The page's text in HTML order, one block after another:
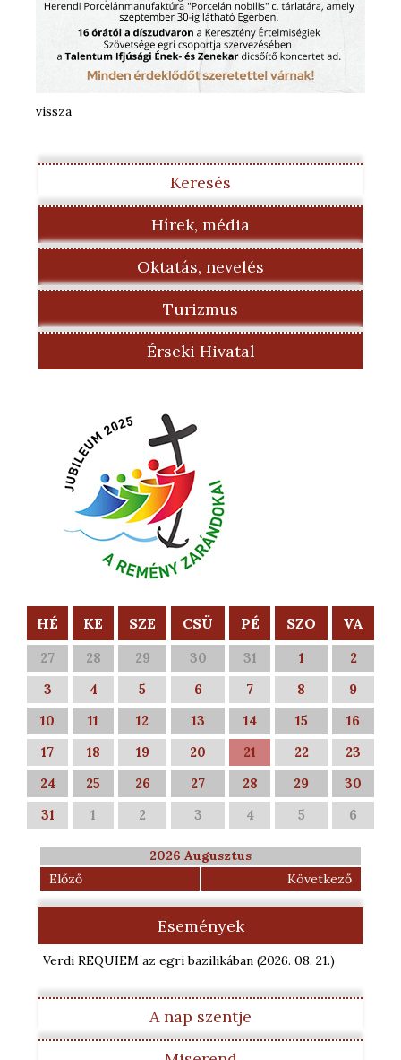
vissza
Keresés
Hírek, média
Oktatás, nevelés
Turizmus
Érseki Hivatal
HÉ KE SZE CSÜ PÉ SZO VA
27 28 29 30 31 1
2
3
4 5 6 7 8
9
10
11 12 13 14 15
16
17
18 19 20 21 22
23
24
25 26 27 28 29
30
31
1 2 3 4 5 6
2026 Augusztus
Előző
Következő
Események
Verdi REQUIEM az egri bazilikában (2026. 08. 21.)
A nap szentje